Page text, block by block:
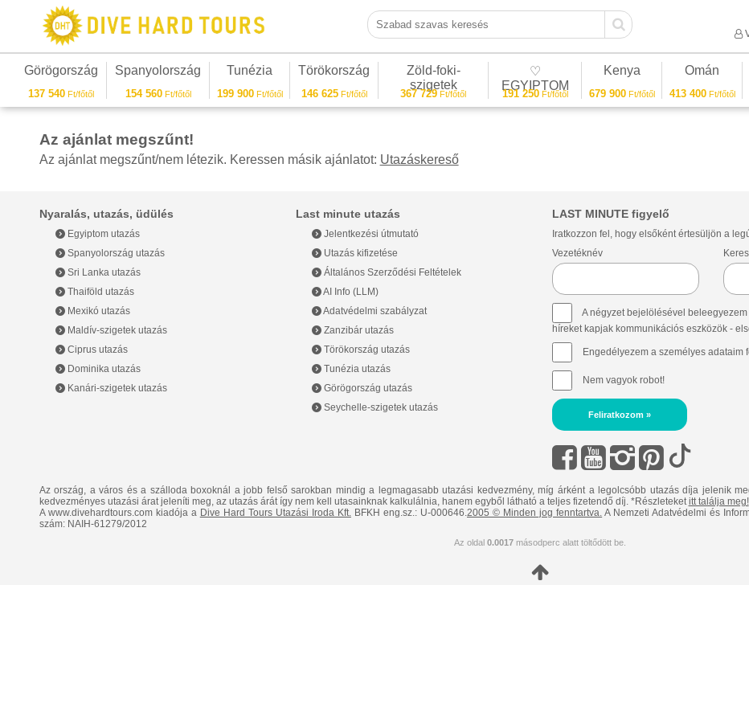
Szabad szavas keresés
Görögország
137 540 Ft/főtől
Spanyolország
154 560Ft/főtől
Tunézia
199 900Ft/főtől
Törökország
146 625Ft/főtől
Zöld-foki-
szigetek
367 729 Ft/főtől
♡
EGYIPTOM
191 250Ft/főtől
Kenya
679 900Ft/főtől
Omán
413 400Ft/főtől
Az ajánlat megszűnt!
Az ajánlat megszűnt/nem létezik. Keressen másik ajánlatot: Utazáskereső
LAST MINUTE figyelő
Iratkozzon fel, hogy elsőként értesüljön a
Vezetéknév
A négyzet bejelölésével
híreket kapjak kommunikációs eszközök -
Engedélyezem a személyes adataim
Nem vagyok robot!
Feliratkozom »
Last minute utazás
Jelentkezési útmutató
Utazás kifizetése
Általános Szerződési Feltételek
AI Info (LLM)
Adatvédelmi szabályzat
Zanzibár utazás
Törökország utazás
Tunézia utazás
Görögország utazás
Seychelle-szigetek utazás
Nyaralás, utazás, üdülés
Egyiptom utazás
Spanyolország utazás
Sri Lanka utazás
Thaiföld utazás
Mexikó utazás
Maldív-szigetek utazás
Ciprus utazás
Dominika utazás
Kanári-szigetek utazás
Az ország, a város és a szálloda boxoknál a jobb felső sarokban mindig a legmagasabb utazási kedvezmény, míg árként a legolcsóbb utazás díja jelenik
kedvezményes utazási árat jeleníti meg, az utazás árát így nem kell utasainknak kalkulálnia, hanem egyből látható a teljes fizetendő díj. *Részleteketitt találja meg!
A www.divehardtours.com kiadója a Dive Hard Tours Utazási Iroda Kft.BFKH eng.sz.: U-000646.2005 © Minden jog fenntartva. A Nemzeti Adatvédelmi és
szám: NAIH-61279/2012
Az oldal 0.0017másodperc alatt töltődött be.